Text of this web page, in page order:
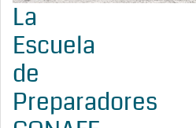
La
Escuela
de
Preparadores